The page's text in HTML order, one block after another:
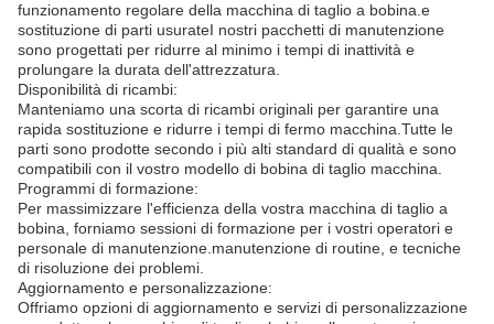
funzionamento regolare della macchina di taglio a bobina.e
sostituzione di parti usurateI nostri pacchetti di manutenzione
sono progettati per ridurre al minimo i tempi di inattività e
prolungare la durata dell'attrezzatura.
Disponibilità di ricambi:
Manteniamo una scorta di ricambi originali per garantire una
rapida sostituzione e ridurre i tempi di fermo macchina.Tutte le
parti sono prodotte secondo i più alti standard di qualità e sono
compatibili con il vostro modello di bobina di taglio macchina.
Programmi di formazione:
Per massimizzare l'efficienza della vostra macchina di taglio a
bobina, forniamo sessioni di formazione per i vostri operatori e
personale di manutenzione.manutenzione di routine, e tecniche
di risoluzione dei problemi.
Aggiornamento e personalizzazione:
Offriamo opzioni di aggiornamento e servizi di personalizzazione